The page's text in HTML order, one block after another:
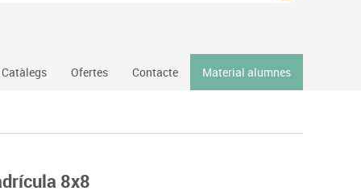
Protecció esportiva
Catàlegs Ofertes Contacte Material alumnes
8x8